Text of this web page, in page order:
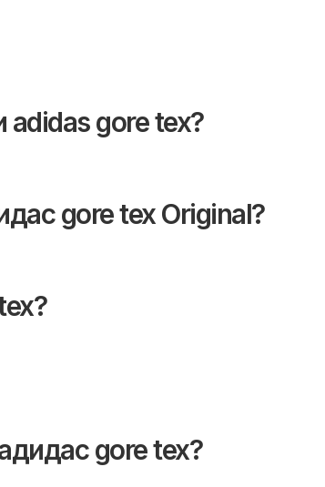
adidas gore tex?
gore tex Original?
gore tex?